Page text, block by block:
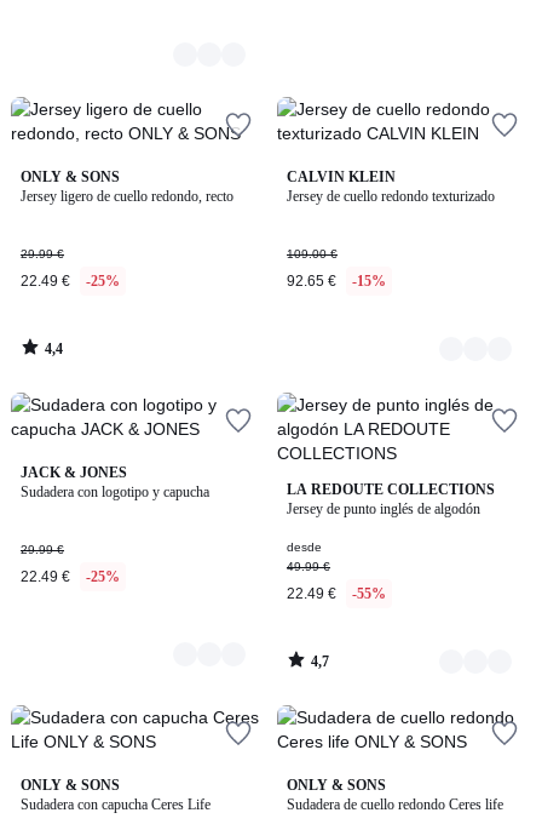
40%
descuento
ONLY & SONS
Jersey ligero de cuello redondo, recto
29.99 €
22.49 € -25%
4,4
/ 5
4,4
CALVIN KLEIN
Jersey de cuello redondo texturizado
109.00 €
92.65 € -15%
2
Colores
JACK & JONES
Sudadera con logotipo y capucha
29.99 €
22.49 € -25%
4
Colores
LA REDOUTE COLLECTIONS
Jersey de punto inglés de algodón
desde
49.99 €
22.49 € -55%
4,7
/ 5
3
Colores
4,7
ONLY & SONS
Sudadera con capucha Ceres Life
4,7
/ 5
6
Colores
ONLY & SONS
Sudadera de cuello redondo Ceres life
4,7
/ 5
5
Colores